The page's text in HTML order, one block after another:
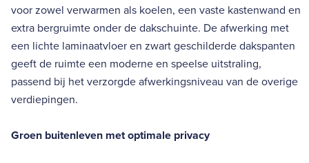
voor zowel verwarmen als koelen, een vaste kastenwand en
extra bergruimte onder de dakschuinte. De afwerking met
een lichte laminaatvloer en zwart geschilderde dakspanten
geeft de ruimte een moderne en speelse uitstraling,
passend bij het verzorgde afwerkingsniveau van de overige
verdiepingen.
Groen buitenleven met optimale privacy